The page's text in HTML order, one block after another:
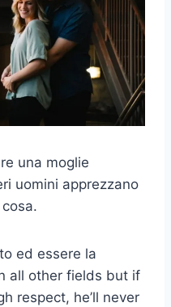
una moglie
uomini apprezzano
ed essere la
all other fields but if
respect, he’ll never